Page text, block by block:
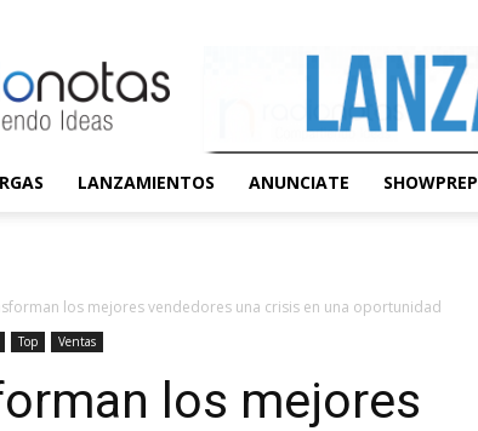
LANZAMIENTOS ANUNCIATE SHOWPREP
los mejores vendedores una crisis en una oportunidad
Top Ventas
los mejores